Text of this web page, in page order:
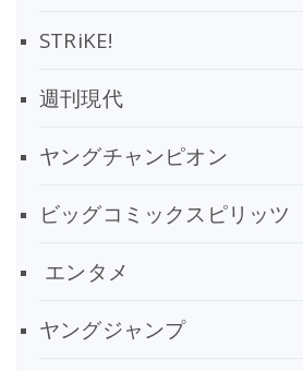
STRiKE!
週刊現代
ヤングチャンピオン
ビッグコミックスピリッツ
エンタメ
ヤングジャンプ